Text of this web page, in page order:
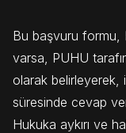
Bu başvuru formu,
varsa, PUHU
olarak belirleyerek,
süresinde cevap
Hukuka aykırı ve